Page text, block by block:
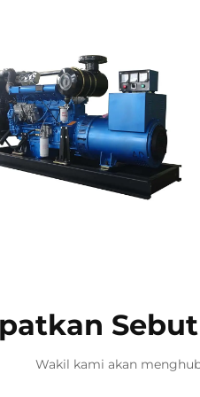
Wakil kami akan